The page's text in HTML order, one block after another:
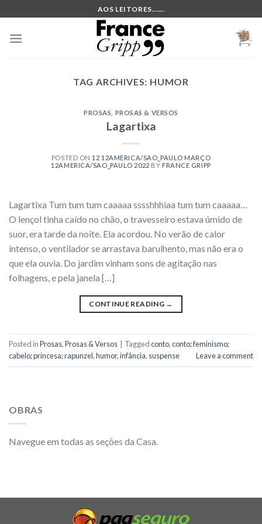
to
content
AOS LEITORES......
TAG ARCHIVES: HUMOR
PROSAS PROSAS & VERSOS
Lagartixa
POSTED ON 12 12AMERICA/SAO_PAULO MARÇO
12AMERICA/SAO_PAULO 2022 BY FRANCE GRIPP
Lagartixa Tum tum tum caaaaa sssshhhiaa tum tum caaaaa…
O lençol tinha caído no chão, o travesseiro estava úmido de
suor, era tarde da noite. Ela acordou. No verão de calor
intenso, o ventilador se arrastava barulhento, mas não era o
que ela ouvia. Do jardim vinham sons de agitação nas
folhagens, e pela janela […]
CONTINUE READING →
Posted inProsas,Prosas & Versos Taggedconto,conto; feminismo;
cabelo; princesa; rapunzel,humor,infância, suspense Leave a comment
OBRAS
Navegue em todas as seções da Casa.